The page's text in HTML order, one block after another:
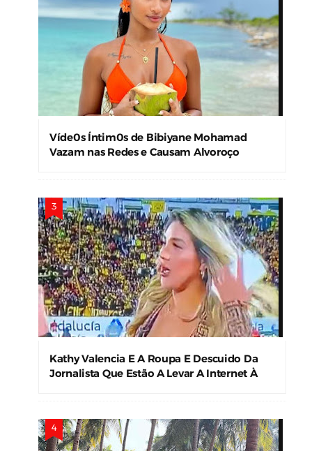
Víde0s Íntim0s de Bibiyane Mohamad
Vazam nas Redes e Causam Alvoroço
Kathy Valencia E A Roupa E Descuido Da
Jornalista Que Estão A Levar A Internet À